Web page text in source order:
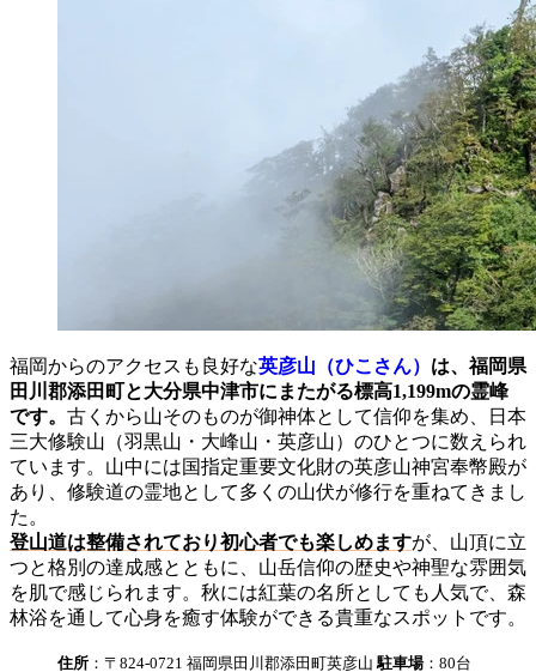
福岡からのアクセスも良好な英彦山（ひこさん） は、福岡県
田川郡添田町と大分県中津市にまたがる標高1,199mの霊峰
です。 古くから山そのものが御神体として信仰を集め、日本
三大修験山（羽黒山・大峰山・英彦山）のひとつに数えられ
ています。山中には国指定重要文化財の英彦山神宮奉幣殿が
あり、修験道の霊地として多くの山伏が修行を重ねてきまし
た。
登山道は整備されており初心者でも楽しめますが、山頂に立
つと格別の達成感とともに、山岳信仰の歴史や神聖な雰囲気
を肌で感じられます。秋には紅葉の名所としても人気で、森
林浴を通して心身を癒す体験ができる貴重なスポットです。
住所 ：〒824-0721 福岡県田川郡添田町英彦山 駐車場：80台